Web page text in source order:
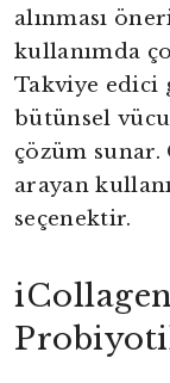
alınması
kullanımda
Takviye edici
bütünsel
çözüm
arayan
seçenektir.